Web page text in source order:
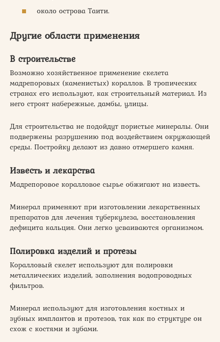
около острова Таити.
Другие области применения
В строительстве
Возможно хозяйственное применение скелета
мадрепоровых (каменистых) кораллов. В тропических
странах его используют, как строительный материал. Из
него строят набережные, дамбы, улицы.
Для строительства не подойдут пористые минералы. Они
подвержены разрушению под воздействием окружающей
среды. Постройку делают из давно отмершего камня.
Известь и лекарства
Мадрепоровое коралловое сырье обжигают на известь.
Минерал применяют при изготовлении лекарственных
препаратов для лечения туберкулеза, восстановления
дефицита кальция. Они легко усваиваются организмом.
Полировка изделий и протезы
Коралловый скелет используют для полировки
металлических изделий, заполнения водопроводных
фильтров.
Минерал используют для изготовления костных и
зубных имплантов и протезов, так как по структуре он
схож с костями и зубами.